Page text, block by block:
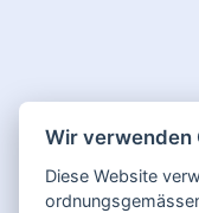
Wir verwenden
Diese Website